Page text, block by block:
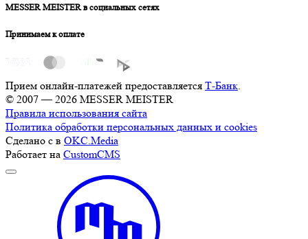
MESSER MEISTER в социальных сетях
Принимаем к оплате
Прием онлайн-платежей предоставляется Т-Банк
© 2007 — 2026 MESSER MEISTER
Правила использования сайта
Политика обработки персональных данных и cookies
Сделано с в OKC.Media
Работает на CustomCMS